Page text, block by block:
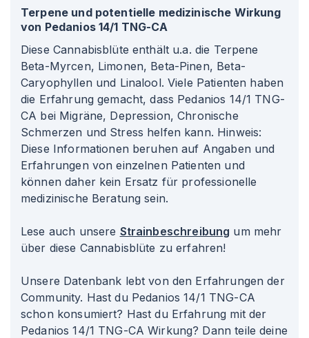
Terpene und potentielle medizinische Wirkung
von Pedanios 14/1 TNG-CA
Diese Cannabisblüte enthält u.a. die Terpene
Beta-Myrcen, Limonen, Beta-Pinen, Beta-
Caryophyllen und Linalool. Viele Patienten haben
die Erfahrung gemacht, dass Pedanios 14/1 TNG-
CA bei Migräne, Depression, Chronische
Schmerzen und Stress helfen kann. Hinweis:
Diese Informationen beruhen auf Angaben und
Erfahrungen von einzelnen Patienten und
können daher kein Ersatz für professionelle
medizinische Beratung sein.
Lese auch unsere Strainbeschreibung um mehr
über diese Cannabisblüte zu erfahren!
Unsere Datenbank lebt von den Erfahrungen der
Community. Hast du Pedanios 14/1 TNG-CA
schon konsumiert? Hast du Erfahrung mit der
Pedanios 14/1 TNG-CA Wirkung? Dann teile deine